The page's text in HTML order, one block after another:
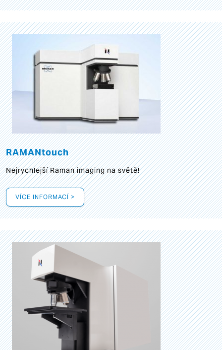
RAMANtouch
Nejrychlejší Raman imaging na světě!
VÍCE INFORMACÍ >